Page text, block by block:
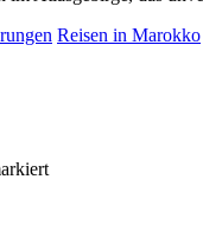
Reisen in Marokko